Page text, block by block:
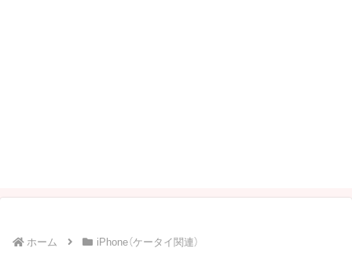
ホーム iPhone（ケータイ関連）